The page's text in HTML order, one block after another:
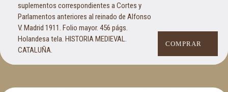
suplementos correspondientes a Cortes y
Parlamentos anteriores al reinado de Alfonso
V. Madrid 1911. Folio mayor. 456 págs.
Holandesa tela. HISTORIA MEDIEVAL.
CATALUÑA.
COMPRAR